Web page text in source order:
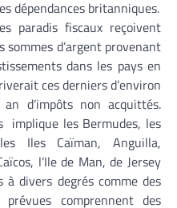
dépendances britanniques.
paradis fiscaux reçoivent
sommes d’argent provenant
dans les pays en
ces derniers d’environ
d’impôts non acquittés.
implique les Bermudes, les
Iles Caïman, Anguilla,
l’Ile de Man, de Jersey
à divers degrés comme des
comprennent des